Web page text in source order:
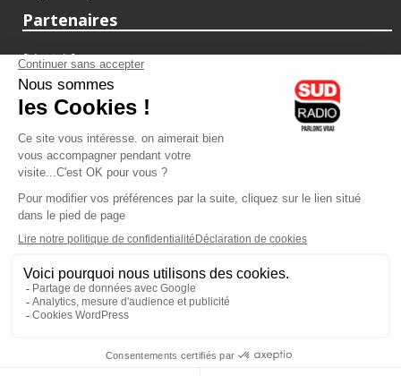
Partenaires
fiducial.fr
lyoncapitale.fr
olympique-et-lyonnais.com
L'application Iphone / Android
Téléchargez l'application
Les cookies
Gestion des cookies
Crédit photos : ©Sud Radio / Pierre Olivier